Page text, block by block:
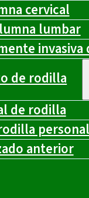
cervical
lumbar
de rodilla
de rodilla
anterior